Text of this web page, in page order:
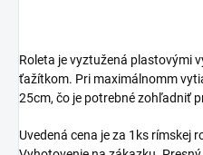
Roleta je vyztužená plastovými
ťažítkom. Pri maximálnomm
25cm, čo je potrebné zohľadniť
Uvedená cena je za 1ks rímskej